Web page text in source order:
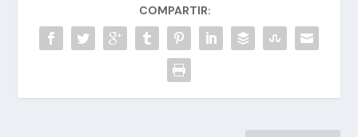
COMPARTIR: